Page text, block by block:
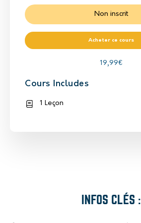
INFOS CLÉS :
Non inscrit
Acheter ce cours
19,99€
Cours Includes
1 Leçon